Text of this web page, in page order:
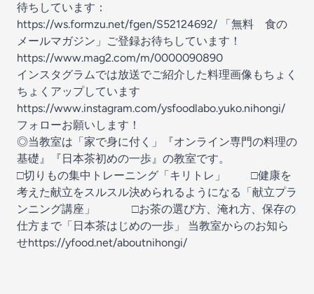
待ちしています：
⁠⁠⁠⁠⁠https://ws.formzu.net/fgen/S52124692/ 「無料 食の
メールマガジン」ご登録お待ちしています！
https://www.mag2.com/m/0000090890
インスタグラムでは放送でご紹介した料理画像もちょく
ちょくアップしています
https://www.instagram.com/ysfoodlabo.yuko.nihongi/
フォローお願いします！
◎当教室は「家で身に付く」『オンライン専門の料理の
基礎』『日本茶初めの一歩』の教室です。
□切りもの集中トレーニング「キリトレ」 □健康を
考えた献立をスルスル決められるようになる「献立プラ
ンニング講座」 □お茶の選び方、淹れ方、保存の
仕方まで「日本茶はじめの一歩」 当教室からのお知ら
せhttps://yfood.net/aboutnihongi/